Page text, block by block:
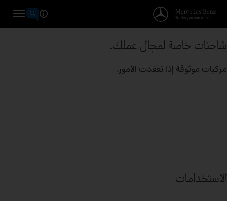
شاحنات خاصة لمجال عملك.
مركبات موثوقة إذا تعقدت الأمور.
الاستخدامات